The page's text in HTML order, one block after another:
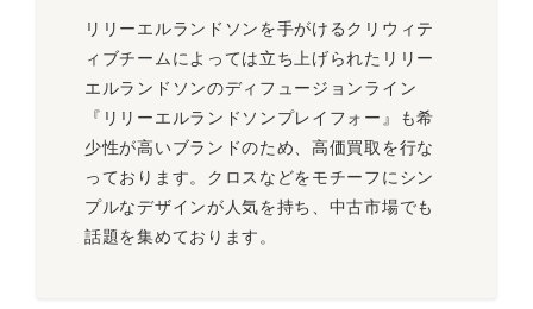
リリーエルランドソンを手がけるクリウィテ
ィブチームによっては立ち上げられたリリー
エルランドソンのディフュージョンライン
『リリーエルランドソンプレイフォー』も希
少性が高いブランドのため、高価買取を行な
っております。クロスなどをモチーフにシン
プルなデザインが人気を持ち、中古市場でも
話題を集めております。